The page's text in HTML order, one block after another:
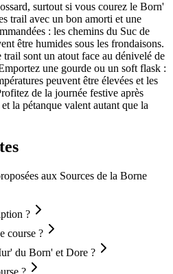
surtout si vous courez le Born'
trail avec un bon amorti et une
: les chemins du Suc de
être humides sous les frondaisons.
sont un atout face au dénivelé de
une gourde ou un soft flask :
peuvent être élevées et les
de la journée festive après
la pétanque valent autant que la
aux Sources de la Borne
?
course ?
du Born' et Dore ?
?